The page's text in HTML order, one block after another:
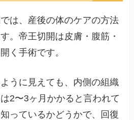
は、産後の体のケアの方法
。帝王切開は皮膚・腹筋・
く手術です。
うに見えても、内側の組織
2〜3ヶ月かかると言われて
っているかどうかで、回復